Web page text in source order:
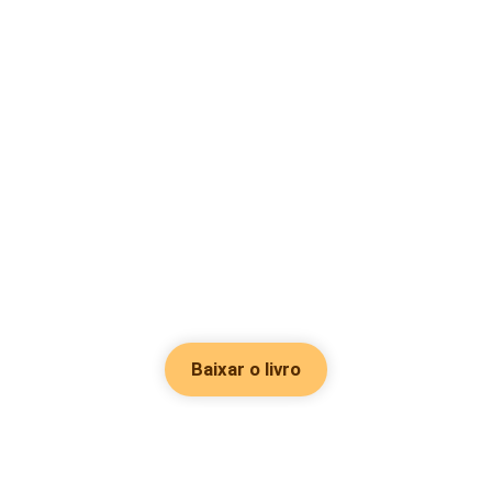
Baixar o livro